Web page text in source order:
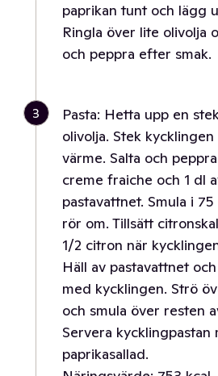
paprikan tunt och lägg
Ringla över lite olivolja
och peppra efter smak.
3
Pasta: Hetta upp en
olivolja. Stek
värme. Salta och
creme fraiche och 1 dl
pastavattnet. Smula i
rör om. Tillsätt
1/2 citron när
Häll av pastavattnet
med kycklingen. Strö
och smula över resten
Servera
paprikasallad.